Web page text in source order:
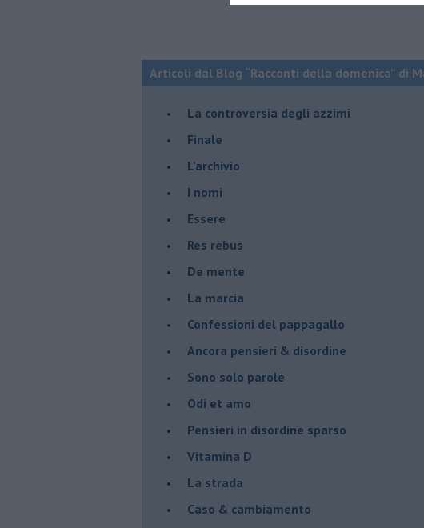
Articoli dal Blog “Racconti della domenica” di
La controversia degli azzimi
Finale
L'archivio
I nomi
Essere
Res rebus
De mente
La marcia
Confessioni del pappagallo
Ancora pensieri & disordine
Sono solo parole
Odi et amo
Pensieri in disordine sparso
Vitamina D
La strada
Caso & cambiamento